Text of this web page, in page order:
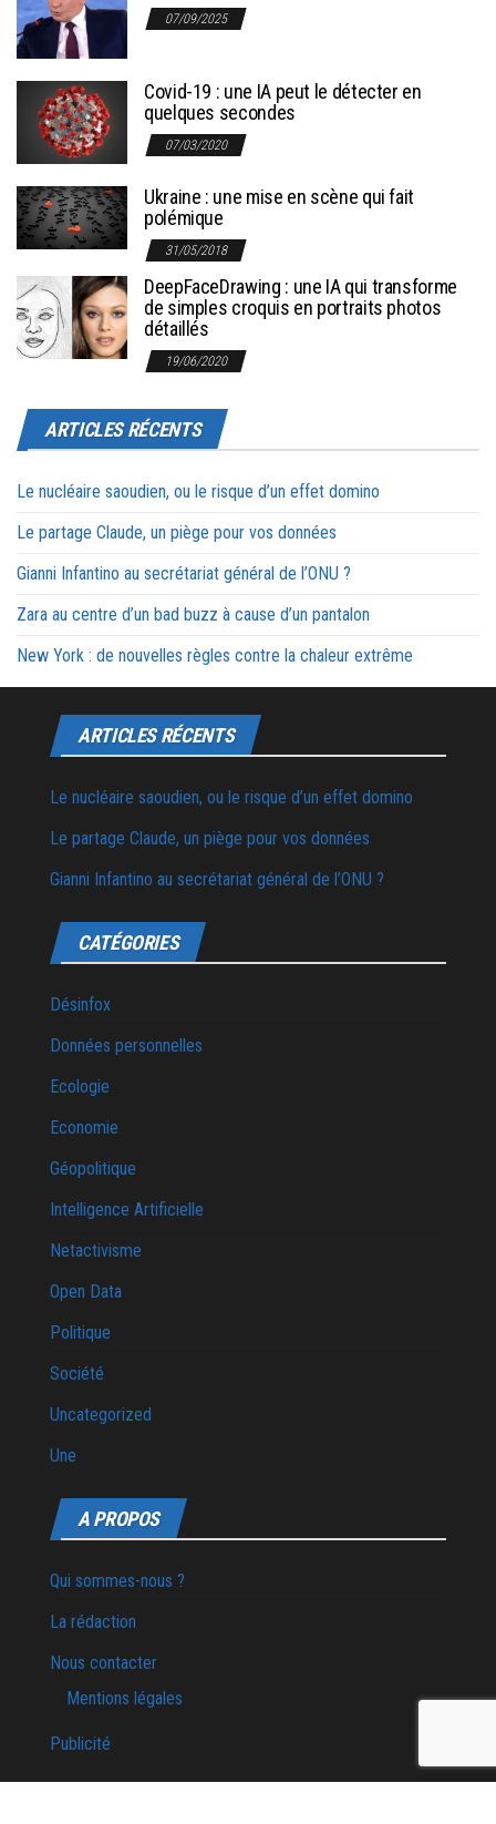
07/09/2025
Covid-19 : une IA peut le détecter en
quelques secondes
07/03/2020
Ukraine : une mise en scène qui fait
polémique
31/05/2018
DeepFaceDrawing : une IA qui transforme
de simples croquis en portraits photos
détaillés
19/06/2020
ARTICLES RÉCENTS
Le nucléaire saoudien, ou le risque d’un effet domino
Le partage Claude, un piège pour vos données
Gianni Infantino au secrétariat général de l’ONU ?
Zara au centre d’un bad buzz à cause d’un pantalon
New York : de nouvelles règles contre la chaleur extrême
ARTICLES RÉCENTS
Le nucléaire saoudien, ou le risque d’un effet domino
Le partage Claude, un piège pour vos données
Gianni Infantino au secrétariat général de l’ONU ?
CATÉGORIES
Désinfox
Données personnelles
Ecologie
Economie
Géopolitique
Intelligence Artificielle
Netactivisme
Open Data
Politique
Société
Uncategorized
Une
A PROPOS
Qui sommes-nous ?
La rédaction
Nous contacter
Mentions légales
Publicité